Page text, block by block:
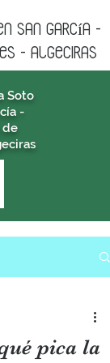
Soto
-
de
san garcía -
- algeciras
pica la